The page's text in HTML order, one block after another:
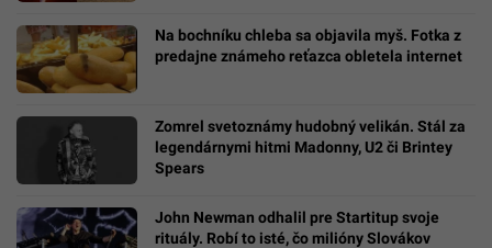
Na bochníku chleba sa objavila myš. Fotka z
predajne známeho reťazca obletela internet
Zomrel svetoznámy hudobný velikán. Stál za
legendárnymi hitmi Madonny, U2 či Brintey
Spears
John Newman odhalil pre Startitup svoje
rituály. Robí to isté, čo milióny Slovákov